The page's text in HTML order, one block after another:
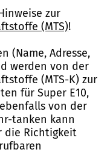
zur
(MTS)!
(Name, Adresse,
werden von der
(MTS-K) zur
für Super E10,
von der
tanken kann
die Richtigkeit